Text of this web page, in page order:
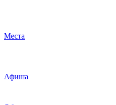
Места
Афиша